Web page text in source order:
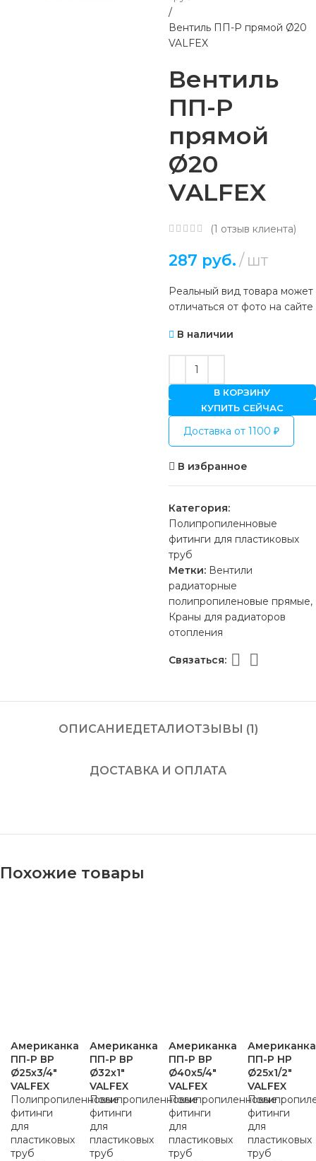
Вентиль ПП-Р прямой Ø20
VALFEX
Вентиль
ПП-Р
прямой
Ø20
VALFEX
(1 отзыв клиента)
287 руб. шт
Реальный вид товара может
отличаться от фото на сайте
В наличии
В КОРЗИНУ
КУПИТЬ СЕЙЧАС
Доставка от 1100 ₽
В избранное
Категория:
Полипропиленновые
фитинги для пластиковых
труб
Метки: Вентили
радиаторные
полипропиленовые прямые,
Краны для радиаторов
отопления
Связаться:
ОПИСАНИЕДЕТАЛИОТЗЫВЫ (1)
ДОСТАВКА И ОПЛАТА
Похожие товары
Американка
ПП-Р ВР
Ø25х3/4″
VALFEX
Полипропиленновые
фитинги
для
пластиковых
труб
Американка
ПП-Р ВР
Ø32х1″
VALFEX
Полипропиленновые
фитинги
для
пластиковых
труб
Американка
ПП-Р ВР
Ø40х5/4″
VALFEX
Полипропиленновые
фитинги
для
пластиковых
труб
Американка
ПП-Р НР
Ø25х1/2″
VALFEX
фитинги
для
пластиковых
труб